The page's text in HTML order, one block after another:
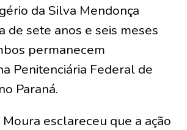
da Silva Mendonça
de sete anos e seis meses
permanecem
Penitenciária Federal de
Paraná.
esclareceu que a ação